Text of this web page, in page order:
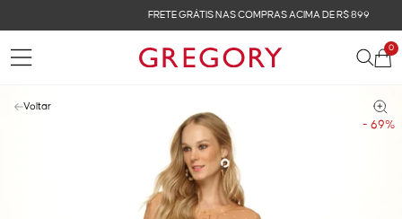
FRETE GRÁTIS NAS COMPRAS ACIMA DE R$ 899
0
- 69%
Voltar